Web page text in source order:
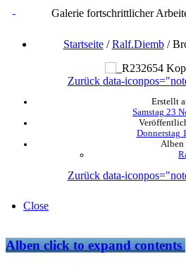
Galerie fortschrittlicher
Startseite/Ralf.Diemb/
Zurück data-
Erstellt
Samstag 23
Donnerstag
Alben
Zurück data-
Close
Albenclick to expand contents